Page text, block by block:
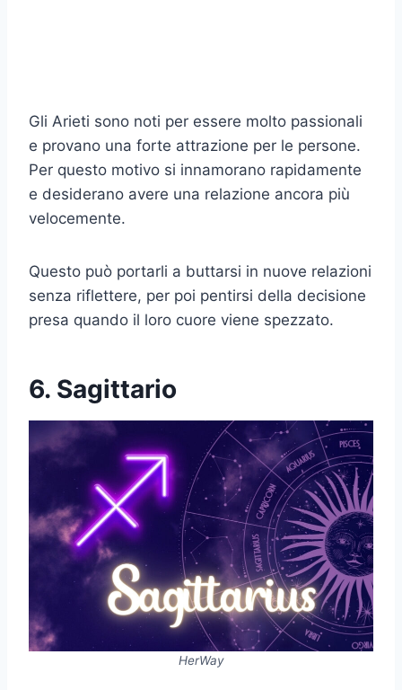
Gli Arieti sono noti per essere molto passionali
e provano una forte attrazione per le persone.
Per questo motivo si innamorano rapidamente
e desiderano avere una relazione ancora più
velocemente.
Questo può portarli a buttarsi in nuove relazioni
senza riflettere, per poi pentirsi della decisione
presa quando il loro cuore viene spezzato.
6. Sagittario
HerWay